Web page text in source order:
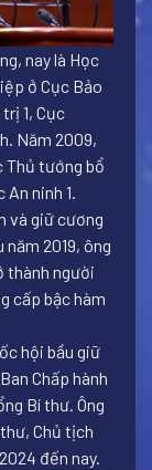
nay là Học
ở Cục Bảo
1, Cục
Năm 2009,
Thủ tướng bổ
ninh 1.
và giữ cương
2019, ông
thành người
cấp bậc hàm
hội bầu giữ
Chấp hành
Bí thư. Ông
Chủ tịch
đến nay.